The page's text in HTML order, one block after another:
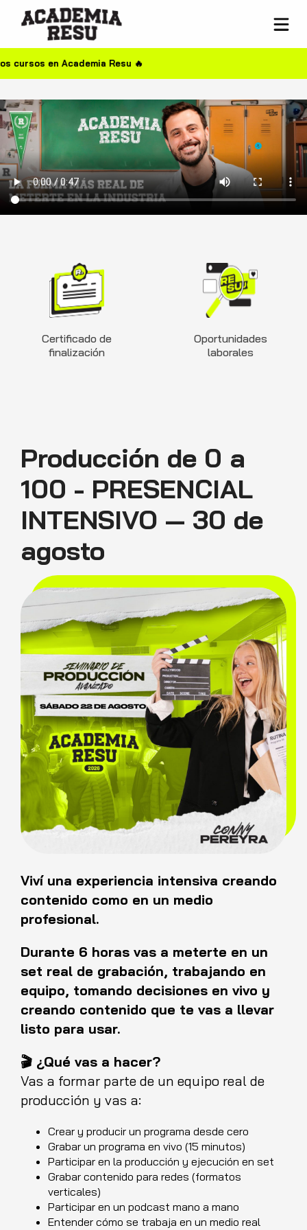
Academia Resu 🔥
Certificado de
finalización
Oportunidades
laborales
Producción de 0 a
100 - PRESENCIAL
INTENSIVO — 30 de
agosto
Viví una experiencia intensiva creando
contenido como en un medio
profesional.
Durante 6 horas vas a meterte en un
set real de grabación, trabajando en
equipo, tomando decisiones en vivo y
creando contenido que te vas a llevar
listo para usar.
🎬 ¿Qué vas a hacer?
Vas a formar parte de un equipo real de
producción y vas a:
Crear y producir un programa desde cero
Grabar un programa en vivo (15 minutos)
Participar en la producción y ejecución en set
Grabar contenido para redes (formatos
verticales)
Participar en un podcast mano a mano
Entender cómo se trabaja en un medio real